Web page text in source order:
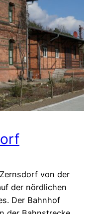
von der
der nördlichen
Der Bahnhof